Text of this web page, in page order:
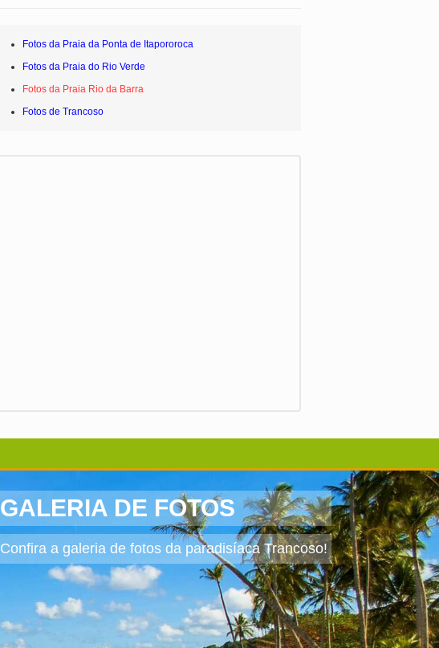
Fotos da Praia da Ponta de Itapororoca
Fotos da Praia do Rio Verde
Fotos da Praia Rio da Barra
Fotos de Trancoso
GALERIA DE FOTOS
Confira a galeria de fotos da paradisíaca Trancoso!